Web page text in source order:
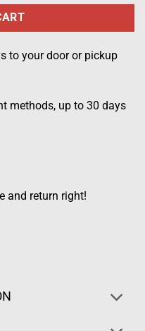
to your door or pickup
methods, up to 30 days
and return right!